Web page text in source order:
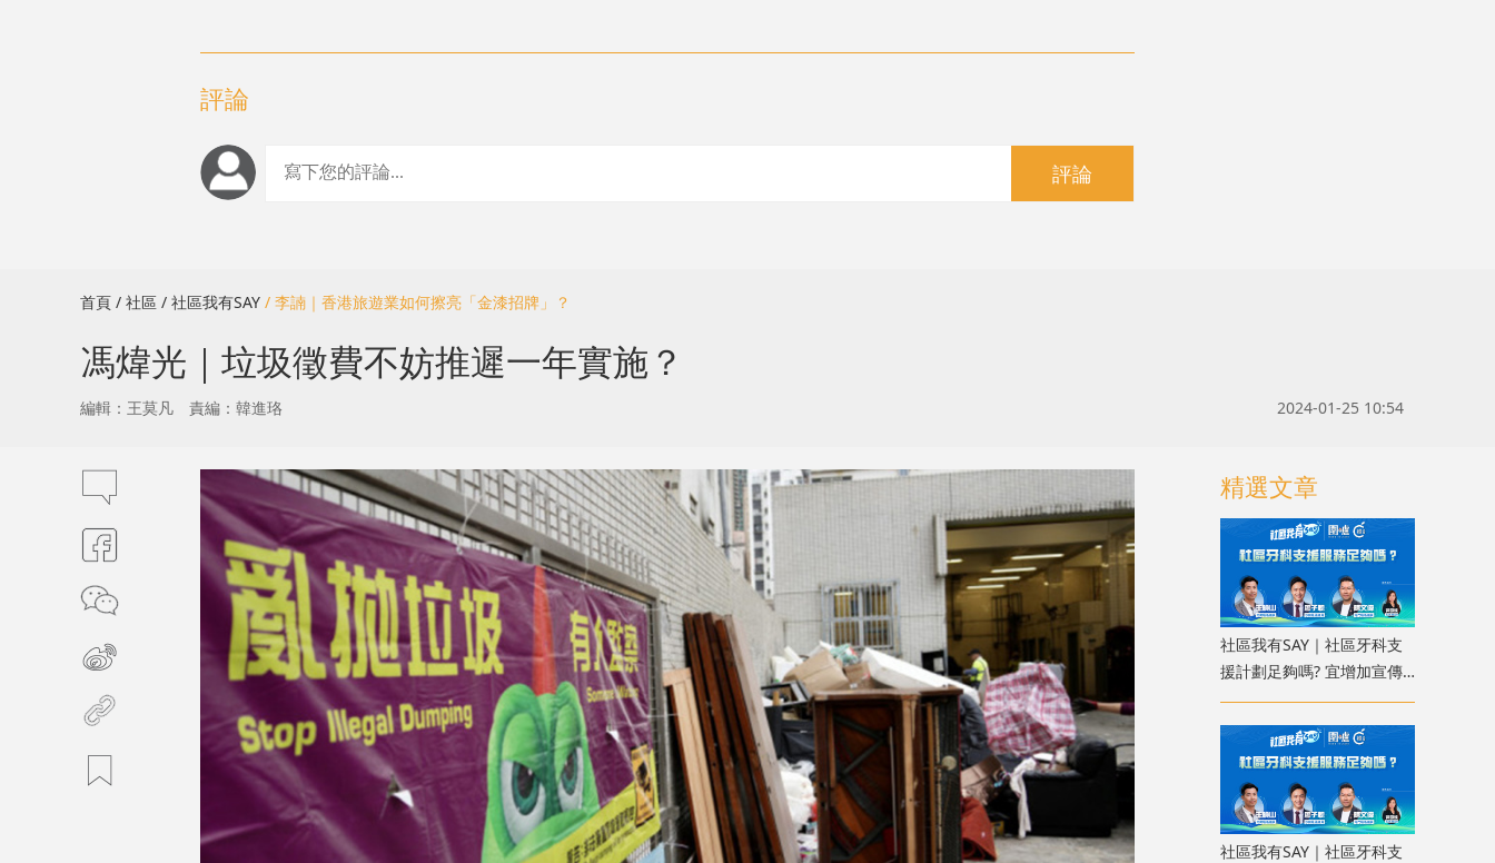
評論
評論
首頁 / 社區 / 社區我有SAY / 李諵｜香港旅遊業如何擦亮「金漆招牌」？
​馮煒光｜垃圾徵費不妨推遲一年實施？
編輯：王莫凡 責編：韓進珞 2024-01-25 10:54
精選文章
社區我有SAY｜社區牙科支
援計劃足夠嗎? 宜增加宣傳
使更多人受惠
社區我有SAY｜社區牙科支